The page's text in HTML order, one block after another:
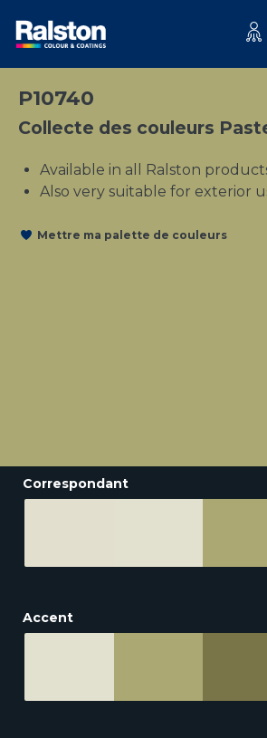
P10740
Collecte des couleurs
Available in all Ralston
Also very suitable for exterior
Mettre ma palette de couleurs
Correspondant
Accent